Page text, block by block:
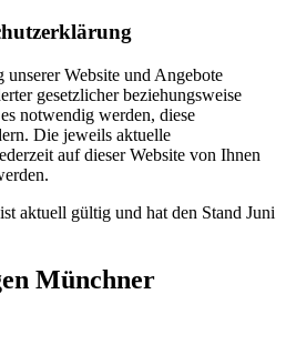
Website und Angebote
gesetzlicher beziehungsweise
notwendig werden, diese
Die jeweils aktuelle
auf dieser Website von Ihnen
aktuell gültig und hat den Stand Juni
Münchner